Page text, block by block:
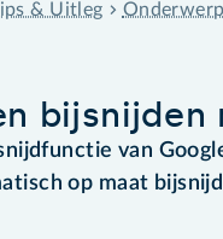
& Uitleg Onderwerp
bijsnijden
van
op maat